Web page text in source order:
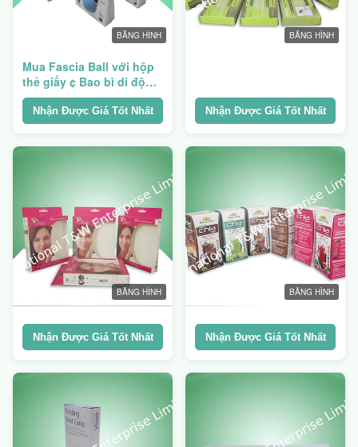
BĂNG HÌNH
Mua Fascia Ball với hộp
thẻ giấy ¢ Bao bì di động
& môi trường
Nhận Được Giá Tốt Nhất
BĂNG HÌNH
Nhận Được Giá Tốt Nhất
BĂNG HÌNH
Nhận Được Giá Tốt Nhất
BĂNG HÌNH
Nhận Được Giá Tốt Nhất